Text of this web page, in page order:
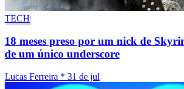
TECH
18 meses preso por um nick de
de um único underscore
Lucas Ferreira * 31 de jul